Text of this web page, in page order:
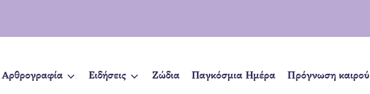
Αρθρογραφία Ειδήσεις Ζώδια Παγκόσμια Ημέρα Πρόγνωση καιρού